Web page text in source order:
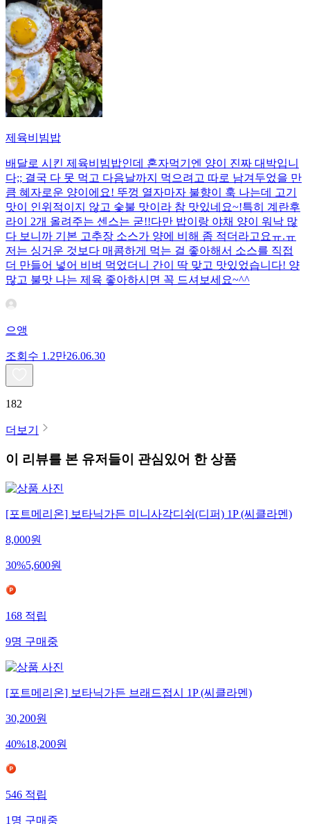
제육비빔밥
배달로 시킨 제육비빔밥인데 혼자먹기엔 양이 진짜 대박입니
다;; 결국 다 못 먹고 다음날까지 먹으려고 따로 남겨두었을 만
큼 혜자로운 양이에요! 뚜껑 열자마자 불향이 훅 나는데 고기
맛이 인위적이지 않고 숯불 맛이라 참 맛있네요~!특히 계란후
라이 2개 올려주는 센스는 굳!! ​다만 밥이랑 야채 양이 워낙 많
다 보니까 기본 고추장 소스가 양에 비해 좀 적더라고요ㅠ.ㅠ
저는 싱거운 것보다 매콤하게 먹는 걸 좋아해서 소스를 직접
더 만들어 넣어 비벼 먹었더니 간이 딱 맞고 맛있었습니다! 양
많고 불맛 나는 제육 좋아하시면 꼭 드셔보세요~^^
으앵
조회수 1.2만26.06.30
182
더보기
이 리뷰를 본 유저들이 관심있어 한 상품
[포트메리온] 보타닉가든 미니사각디쉬(디퍼) 1P (씨클라멘)
8,000원
30%5,600원
168 적립
9명 구매중
[포트메리온] 보타닉가든 브래드접시 1P (씨클라멘)
30,200원
40%18,200원
546 적립
1 명 구매중